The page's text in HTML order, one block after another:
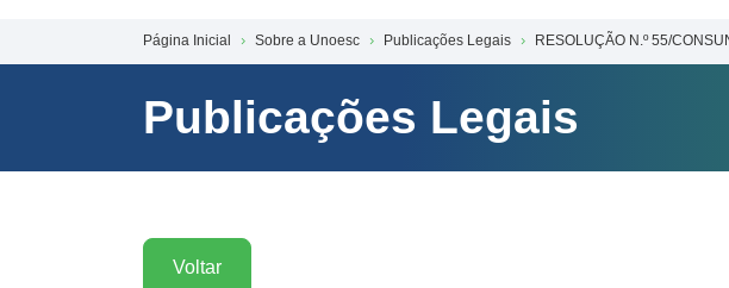
Página Inicial Sobre a Unoesc Publicações Legais RESOLUÇÃO N.º 55/
Publicações Legais
Voltar